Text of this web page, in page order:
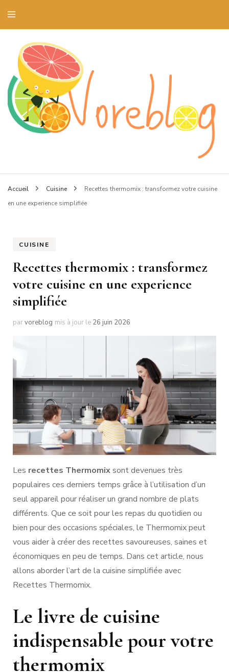
Voreblog
Accueil Cuisine
Recettes thermomix : transformez votre cuisine
en une experience simplifiée
CUISINE
Recettes thermomix : transformez
votre cuisine en une experience
simplifiée
parvoreblog mis à jour le 26 juin 2026
Les recettes Thermomixsont devenues très
populaires ces derniers temps grâce à l’utilisation d’un
seul appareil pour réaliser un grand nombre de plats
différents. Que ce soit pour les repas du quotidien ou
bien pour des occasions spéciales, le Thermomix peut
vous aider à créer des recettes savoureuses, saines et
économiques en peu de temps. Dans cet article, nous
allons aborder l’art de la cuisine simplifiée avec
Recettes Thermomix.
Le livre de cuisine
indispensable pour votre
thermomix